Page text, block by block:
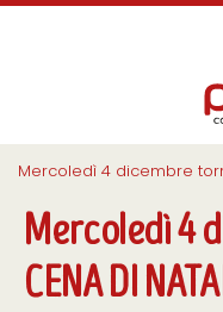
Mercoledì 4 dicembre
Mercoledì 4
CENA DI